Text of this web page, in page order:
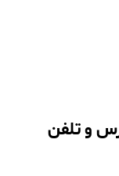
و تلفن